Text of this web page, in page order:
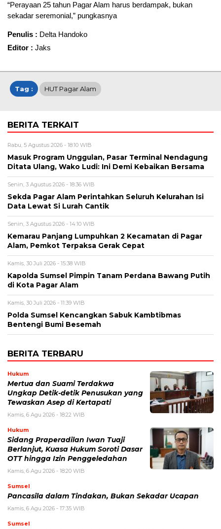
“Perayaan 25 tahun Pagar Alam harus berdampak, bukan
sekadar seremonial,” pungkasnya
Penulis : Delta Handoko
Editor : Jaks
Tag : HUT Pagar Alam
BERITA TERKAIT
Rabu, 5 Agustus 2026 - 18:10 WIB
Masuk Program Unggulan, Pasar Terminal Nendagung
Ditata Ulang, Wako Ludi: Ini Demi Kebaikan Bersama
Senin, 3 Agustus 2026 - 18:36 WIB
Sekda Pagar Alam Perintahkan Seluruh Kelurahan Isi
Data Lewat Si Lurah Cantik
Senin, 3 Agustus 2026 - 14:10 WIB
Kemarau Panjang Lumpuhkan 2 Kecamatan di Pagar
Alam, Pemkot Terpaksa Gerak Cepat
Kamis, 30 Juli 2026 - 15:38 WIB
Kapolda Sumsel Pimpin Tanam Perdana Bawang Putih
di Kota Pagar Alam
Kamis, 30 Juli 2026 - 11:39 WIB
Polda Sumsel Kencangkan Sabuk Kambtibmas
Bentengi Bumi Besemah
BERITA TERBARU
Hukum
Mertua dan Suami Terdakwa
Ungkap Detik-detik Penusukan yang
Tewaskan Asep di Kertapati
Kamis, 6 Agu 2026 - 18:22 WIB
Hukum
Sidang Praperadilan Iwan Tuaji
Berlanjut, Kuasa Hukum Soroti Dasar
OTT hingga Izin Penggeledahan
Kamis, 6 Agu 2026 - 18:20 WIB
Sumsel
Pancasila dalam Tindakan, Bukan Sekadar Ucapan
Kamis, 6 Agu 2026 - 17:35 WIB
Sumsel